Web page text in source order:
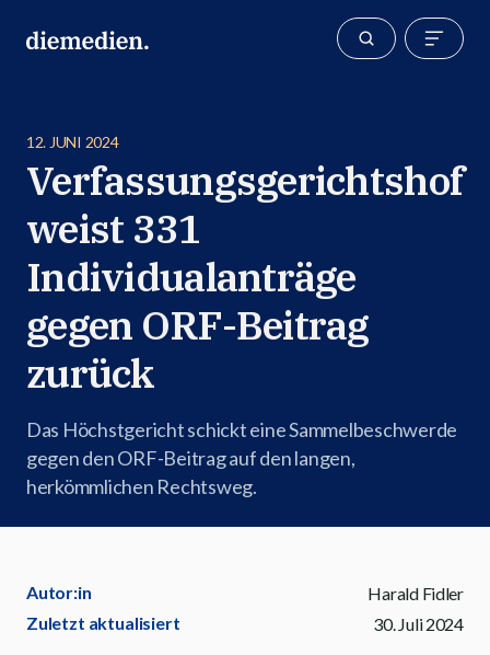
12. JUNI 2024
Verfassungsgerichtshof
weist 331
Individualanträge
gegen ORF-Beitrag
zurück
Das Höchstgericht schickt eine Sammelbeschwerde
gegen den ORF-Beitrag auf den langen,
herkömmlichen Rechtsweg.
Autor:in
Harald Fidler
Zuletzt aktualisiert
30. Juli 2024